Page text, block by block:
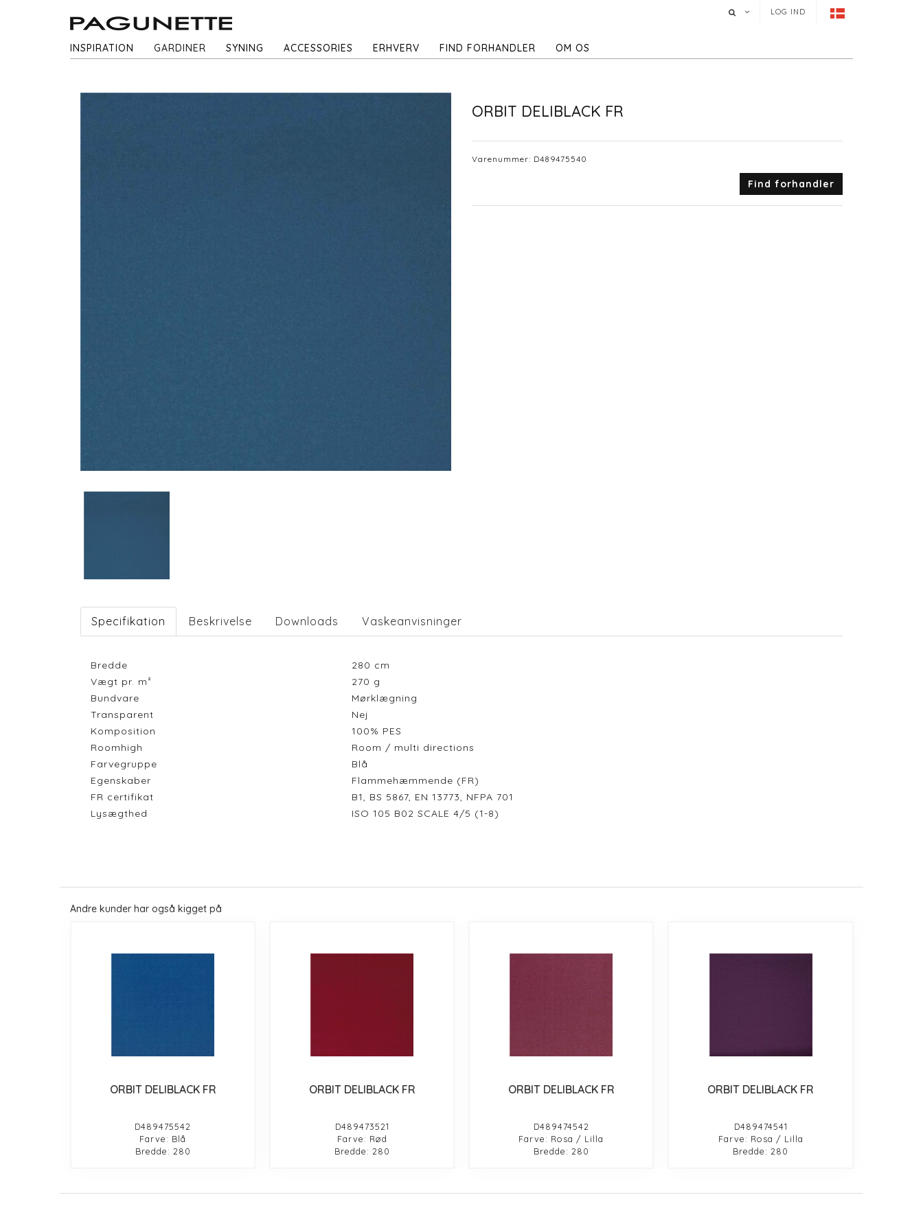
LOG IND
INSPIRATION GARDINER SYNING ACCESSORIES ERHVERV FIND FORHANDLER OM OS
ORBIT DELIBLACK FR
Varenummer: D489475540
Find forhandler
Specifikation Beskrivelse Downloads Vaskeanvisninger
Bredde 280 cm
Vægt pr. m²
270 g
Bundvare
Mørklægning
Transparent
Nej
Komposition
100% PES
Roomhigh
Room / multi directions
Farvegruppe
Blå
Egenskaber
Flammehæmmende (FR)
FR certifikat
B1, BS 5867, EN 13773, NFPA 701
Lysægthed
ISO 105 B02 SCALE 4/5 (1-8)
Andre kunder har også kigget på
ORBIT DELIBLACK FR
D489475542
Farve: Blå
Bredde: 280
ORBIT DELIBLACK FR
D489473521
Farve: Rød
Bredde: 280
ORBIT DELIBLACK FR
D489474542
Farve: Rosa / Lilla
Bredde: 280
ORBIT DELIBLACK FR
D489474541
Farve: Rosa / Lilla
Bredde: 280